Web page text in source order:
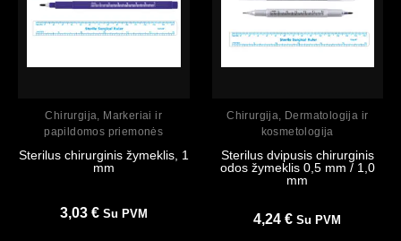
Chirurgija, Markeriai ir
papildomos priemonės
Sterilus chirurginis žymeklis, 1
mm
3,03 € Su PVM
Chirurgija, Dermatologija ir
kosmetologija
Sterilus dvipusis chirurginis
odos žymeklis 0,5 mm / 1,0
mm
4,24€ Su PVM